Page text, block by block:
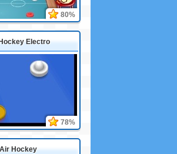
80%
Electro
78%
Air Hockey